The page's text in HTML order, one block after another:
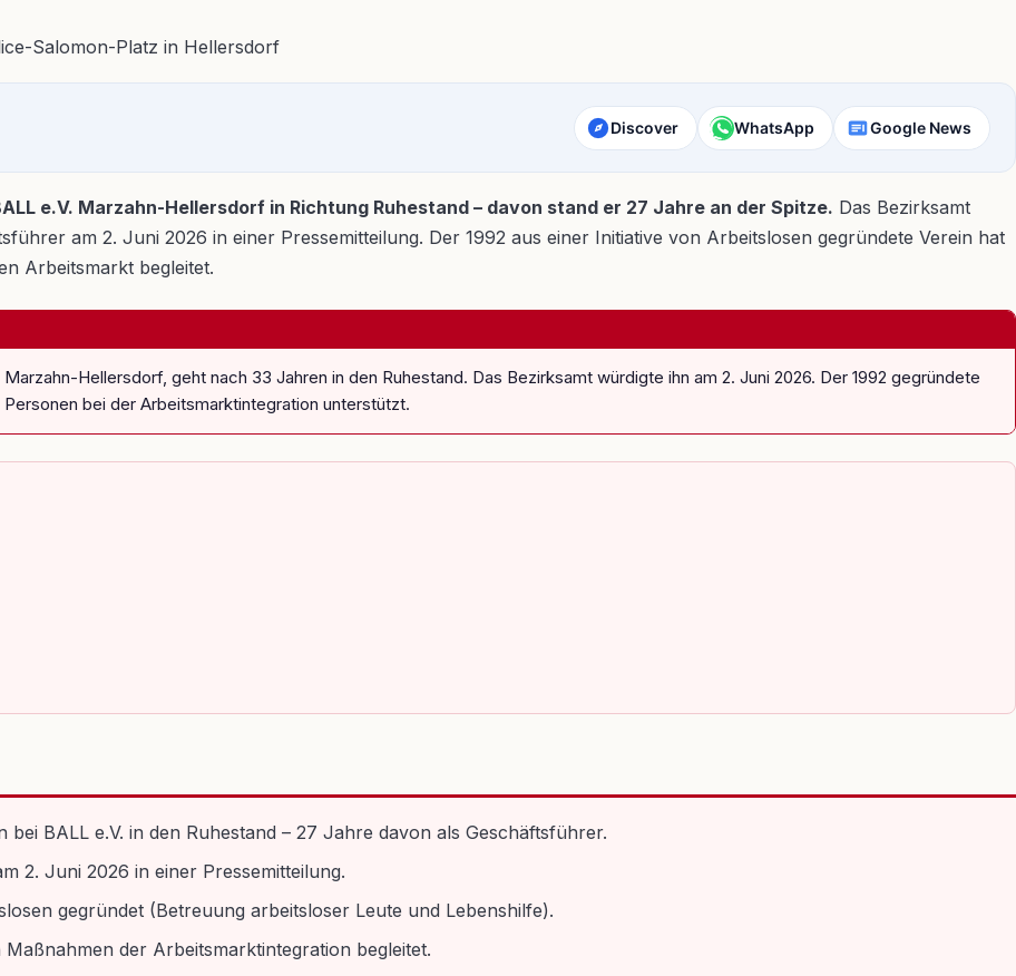
Discover WhatsApp Google News
e.V. Marzahn-Hellersdorf in Richtung Ruhestand – davon stand er 27 Jahre an der Spitze. Das Bezirksamt
am 2. Juni 2026 in einer Pressemitteilung. Der 1992 aus einer Initiative von Arbeitslosen gegründete Verein hat
Arbeitsmarkt begleitet.
Hellersdorf, geht nach 33 Jahren in den Ruhestand. Das Bezirksamt würdigte ihn am 2. Juni 2026. Der 1992 gegründete
bei der Arbeitsmarktintegration unterstützt.
BALL e.V. in den Ruhestand – 27 Jahre davon als Geschäftsführer.
2. Juni 2026 in einer Pressemitteilung.
gegründet (Betreuung arbeitsloser Leute und Lebenshilfe).
der Arbeitsmarktintegration begleitet.